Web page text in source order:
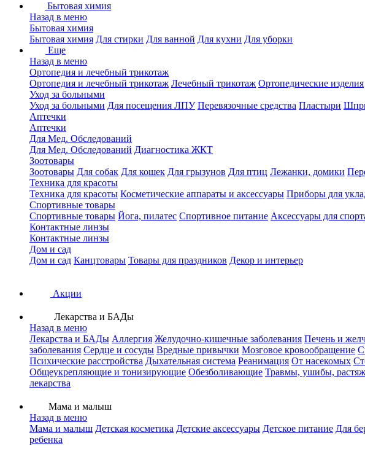
Бытовая химия
Назад в меню
Бытовая химия
Бытовая химия Для стирки Для ванной Для кухни Для уборки
Еще
Назад в меню
Ортопедия и лечебный трикотаж
Ортопедия и лечебный трикотаж Лечебный трикотаж Ортопедические изделия
Уход за больными
Уход за больными Для посещения ЛПУ Перевязочные средства Пластыри
Аптечки
Аптечки
Для Мед. Обследований
Для Мед. Обследований Диагностика ЖКТ
Зоотовары
Зоотовары Для собак Для кошек Для грызунов Для птиц Лежанки, домики
Техника для красоты
Техника для красоты Косметические аппараты и аксессуары Приборы для
Спортивные товары
Спортивные товары Йога, пилатес Спортивное питание Аксессуары для
Контактные линзы
Контактные линзы
Дом и сад
Дом и сад Канцтовары Товары для праздников Декор и интерьер
Акции
Лекарства и БАДы
Назад в меню
Лекарства и БАДы Аллергия Желудочно-кишечные заболевания Печень и
заболевания Сердце и сосуды Вредные привычки Мозговое кровообращение
Психические расстройства Дыхательная система Реанимация От насекомых
Общеукрепляющие и тонизирующие Обезболивающие Травмы, ушибы,
лекарства
Мама и малыш
Назад в меню
Мама и малыш Детская косметика Детские аксессуары Детское питание Для
ребенка